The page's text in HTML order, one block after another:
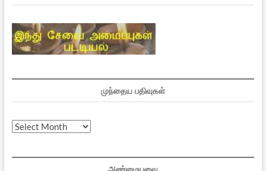
முந்தைய பதிவுகள்
முந்தைய